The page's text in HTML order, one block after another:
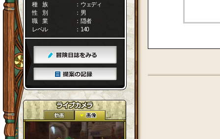
種 族
： ウェディ
性 別
： 男
職 業
： 隠者
レベル
： 140